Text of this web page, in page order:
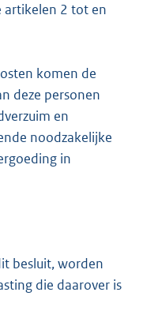
artikelen 2 tot en
komen de
deze personen
en
noodzakelijke
in
besluit, worden
die daarover is